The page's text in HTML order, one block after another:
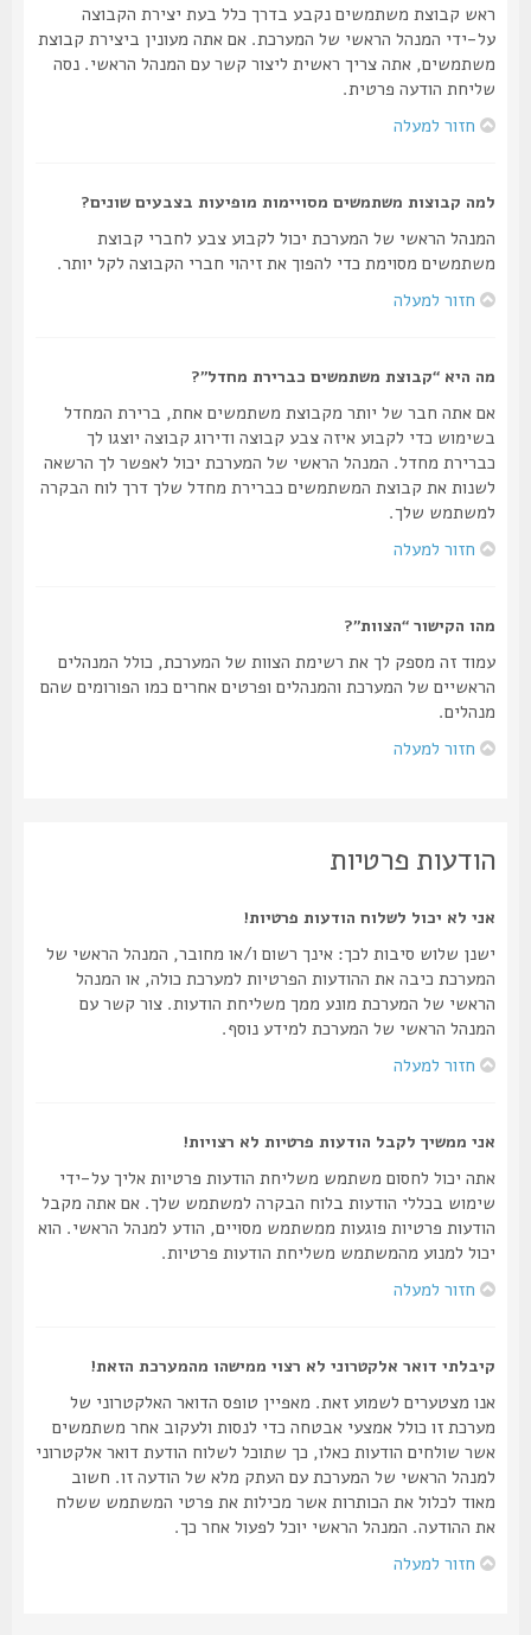
ראש קבוצת משתמשים נקבע בדרך כלל בעת יצירת הקבוצה
על-ידי המנהל הראשי של המערכת. אם אתה מעונין ביצירת קבוצת
משתמשים, אתה צריך ראשית ליצור קשר עם המנהל הראשי. נסה
שליחת הודעה פרטית.
חזור למעלה
למה קבוצות משתמשים מסויימות מופיעות בצבעים שונים?
המנהל הראשי של המערכת יכול לקבוע צבע לחברי קבוצת
משתמשים מסוימת כדי להפוך את זיהוי חברי הקבוצה לקל יותר.
חזור למעלה
מה היא “קבוצת משתמשים כברירת מחדל”?
אם אתה חבר של יותר מקבוצת משתמשים אחת, ברירת המחדל
בשימוש כדי לקבוע איזה צבע קבוצה ודירוג קבוצה יוצגו לך
כברירת מחדל. המנהל הראשי של המערכת יכול לאפשר לך הרשאה
לשנות את קבוצת המשתמשים כברירת מחדל שלך דרך לוח הבקרה
למשתמש שלך.
חזור למעלה
מהו הקישור “הצוות”?
עמוד זה מספק לך את רשימת הצוות של המערכת, כולל המנהלים
הראשיים של המערכת והמנהלים ופרטים אחרים כמו הפורומים שהם
מנהלים.
חזור למעלה
הודעות פרטיות
אני לא יכול לשלוח הודעות פרטיות!
ישנן שלוש סיבות לכך: אינך רשום ו/או מחובר, המנהל הראשי של
המערכת כיבה את ההודעות הפרטיות למערכת כולה, או המנהל
הראשי של המערכת מונע ממך משליחת הודעות. צור קשר עם
המנהל הראשי של המערכת למידע נוסף.
חזור למעלה
אני ממשיך לקבל הודעות פרטיות לא רצויות!
אתה יכול לחסום משתמש משליחת הודעות פרטיות אליך על-ידי
שימוש בכללי הודעות בלוח הבקרה למשתמש שלך. אם אתה מקבל
הודעות פרטיות פוגעות ממשתמש מסויים, הודע למנהל הראשי. הוא
יכול למנוע מהמשתמש משליחת הודעות פרטיות.
חזור למעלה
קיבלתי דואר אלקטרוני לא רצוי ממישהו מהמערכת הזאת!
אנו מצטערים לשמוע זאת. מאפיין טופס הדואר האלקטרוני של
מערכת זו כולל אמצעי אבטחה כדי לנסות ולעקוב אחר משתמשים
אשר שולחים הודעות כאלו, כך שתוכל לשלוח הודעת דואר אלקטרוני
למנהל הראשי של המערכת עם העתק מלא של הודעה זו. חשוב
מאוד לכלול את הכותרות אשר מכילות את פרטי המשתמש ששלח
את ההודעה. המנהל הראשי יוכל לפעול אחר כך.
חזור למעלה